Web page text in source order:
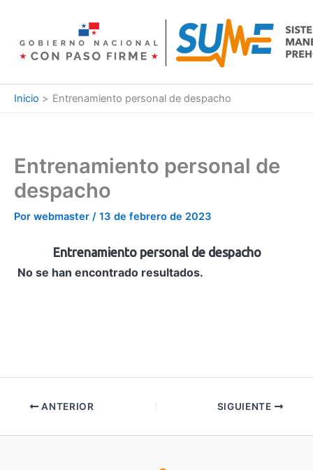
contenido
Inicio Entrenamiento personal de despacho
Entrenamiento personal de
despacho
Por webmaster / 13 de febrero de 2023
Entrenamiento personal de despacho
No se han encontrado resultados.
ANTERIOR SIGUIENTE